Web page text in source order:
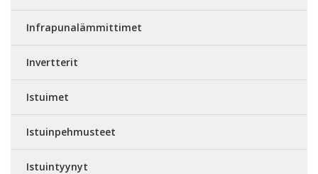
Infrapunalämmittimet
Invertterit
Istuimet
Istuinpehmusteet
Istuintyynyt